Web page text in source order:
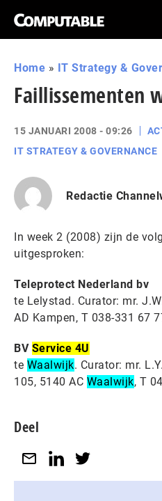
Home » IT Strategy &
Faillissementen
15 JANUARI 2008 - 09:26
IT STRATEGY & GOVERNANCE
Redactie
In week 2 (2008) zijn de
uitgesproken:
Teleprotect Nederland bv
te Lelystad. Curator: mr.
AD Kampen, T 038-331 67
BV Service 4U
te Waalwijk. Curator: mr.
105, 5140 AC Waalwijk, T
Deel